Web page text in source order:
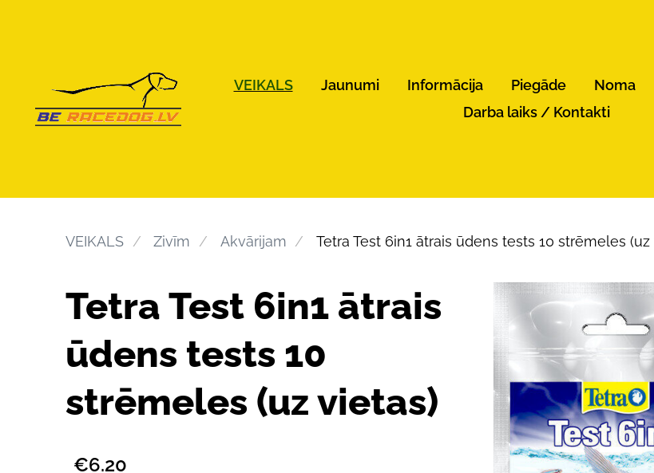
VEIKALS Jaunumi Informācija Piegāde Noma
Darba laiks / Kontakti
VEIKALS Zivīm Akvārijam Tetra Test 6in1 ātrais ūdens tests 10 strēmeles (uz
Tetra Test 6in1 ātrais
ūdens tests 10
strēmeles (uz vietas)
€6.20